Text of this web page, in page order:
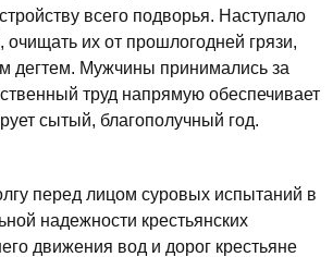
всего подворья. Наступало
очищать их от прошлогодней грязи,
дегтем. Мужчины принимались за
труд напрямую обеспечивает
сытый, благополучный год.
перед лицом суровых испытаний в
надежности крестьянских
движения вод и дорог крестьяне